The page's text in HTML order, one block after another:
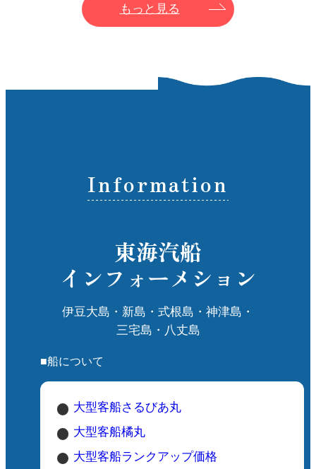
もっと見る
Information
東海汽船
インフォーメション
伊豆大島・新島・式根島・神津島・
三宅島・八丈島
■船について
大型客船さるびあ丸
大型客船橘丸
大型客船ランクアップ価格